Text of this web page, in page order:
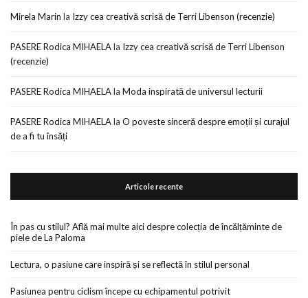
Mirela Marin la Izzy cea creativă scrisă de Terri Libenson (recenzie)
PASERE Rodica MIHAELAla Izzy cea creativă scrisă de Terri Libenson
(recenzie)
PASERE Rodica MIHAELAla Moda inspirată de universul lecturii
PASERE Rodica MIHAELAla O poveste sinceră despre emoții și curajul
de a fi tu însăți
Articole recente
În pas cu stilul? Află mai multe aici despre colecția de încălțăminte de
piele de La Paloma
Lectura, o pasiune care inspiră și se reflectă în stilul personal
Pasiunea pentru ciclism începe cu echipamentul potrivit